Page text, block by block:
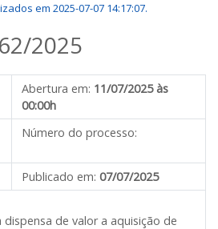
em 2025-07-07 14:17:07.
2025
Abertura em: 11/07/2025 às
00:00h
Número do processo:
Publicado em: 07/07/2025
de valor a aquisição de